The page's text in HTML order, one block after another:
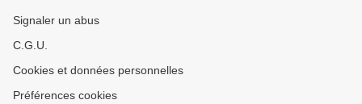
Signaler un abus
C.G.U.
Cookies et données personnelles
Préférences cookies